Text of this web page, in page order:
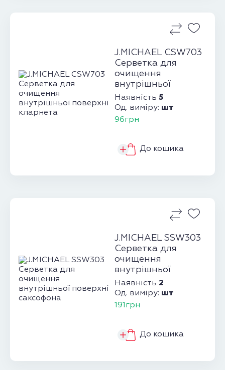
J.MICHAEL CSW703
Серветка для
очищення
внутрішньої
поверхні кларнета
Наявність 5
Од. виміру: шт
96грн
До кошика
J.MICHAEL SSW303
Серветка для
очищення
внутрішньої
поверхні
саксофона
Наявність 2
Од. виміру: шт
191грн
До кошика